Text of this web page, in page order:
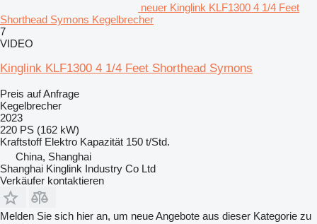
neuer Kinglink KLF1300 4 1/4 Feet
Shorthead Symons Kegelbrecher
7
VIDEO
Kinglink KLF1300 4 1/4 Feet Shorthead Symons
Preis auf Anfrage
Kegelbrecher
2023
220 PS (162 kW)
Kraftstoff Elektro Kapazität 150 t/Std.
China, Shanghai
Shanghai Kinglink Industry Co Ltd
Verkäufer kontaktieren
Melden Sie sich hier an, um neue Angebote aus dieser Kategorie zu